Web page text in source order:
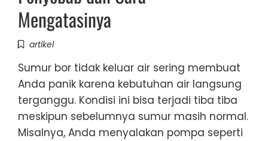
Mengatasinya
artikel
Sumur bor tidak keluar air sering membuat
Anda panik karena kebutuhan air langsung
terganggu. Kondisi ini bisa terjadi tiba tiba
meskipun sebelumnya sumur masih normal.
Misalnya, Anda menyalakan pompa seperti